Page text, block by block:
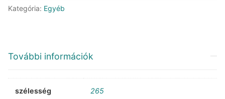
FR
Kategória: Egyéb
További információk
szélesség 265